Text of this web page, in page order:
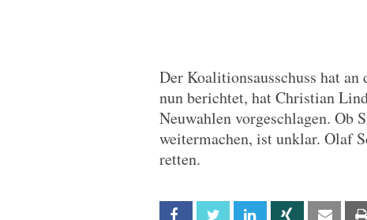
Der Koalitionsausschuss hat
nun berichtet, hat Christian
Neuwahlen vorgeschlagen. Ob
weitermachen, ist unklar. Olaf
retten.
Facebook Twitter Linkedin Xing Email